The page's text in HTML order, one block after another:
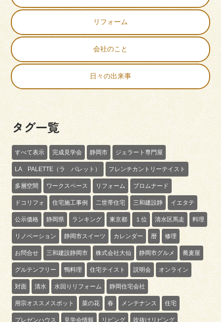
リフォーム
会社のこと
日々の出来事
タグ一覧
すべて表示 完成見学会 静岡市 ジェラート専門屋
LA PALETTE（ラ パレット） フレンチカントリーテイスト
多層空間 ワークスペース リフォーム プロムナード
ドコリフォ 住宅施工事例 二世帯住宅 三和建設静 イエタテ
公示価格 静岡県 ランキング 東京都 １位 清水区馬走 料理
リノベーション 静岡市スイーツ カレンダー 暦 修理
お問合せ 三和建設静岡市 株式会社大仙 静岡市グルメ 蕎麦屋
グルテンフリー 鴨料理 住宅テイスト 説明会 オンライン
対面 清水 水回りリフォーム 静岡住宅会社
用宗オススメスポット 菜の花 春 メンテナンス 住宅
プレゼンハウス 見学会情報 リビング 吹抜けリビング